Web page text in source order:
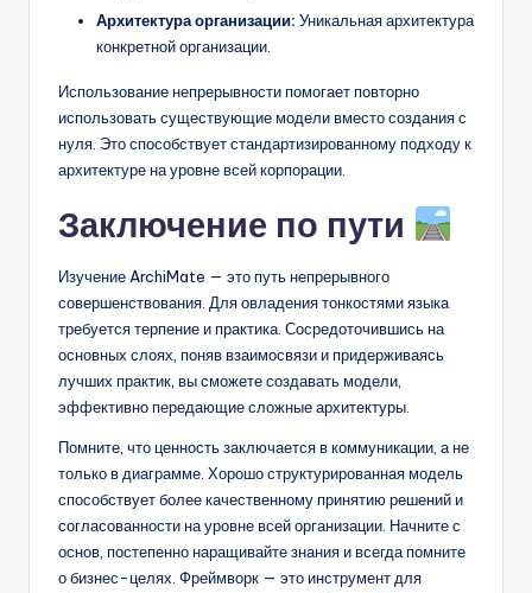
Архитектура организации: Уникальная архитектура
конкретной организации.
Использование непрерывности помогает повторно
использовать существующие модели вместо создания с
нуля. Это способствует стандартизированному подходу к
архитектуре на уровне всей корпорации.
Заключение по пути
Изучение ArchiMate — это путь непрерывного
совершенствования. Для овладения тонкостями языка
требуется терпение и практика. Сосредоточившись на
основных слоях, поняв взаимосвязи и придерживаясь
лучших практик, вы сможете создавать модели,
эффективно передающие сложные архитектуры.
Помните, что ценность заключается в коммуникации, а не
только в диаграмме. Хорошо структурированная модель
способствует более качественному принятию решений и
согласованности на уровне всей организации. Начните с
основ, постепенно наращивайте знания и всегда помните
о бизнес-целях. Фреймворк — это инструмент для